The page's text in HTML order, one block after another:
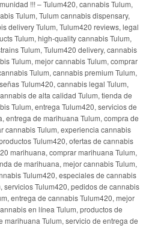
!!! – Tulum420, cannabis Tulum,
Tulum, Tulum cannabis dispensary,
delivery Tulum, Tulum420 reviews, legal
Tulum, high-quality cannabis Tulum,
Tulum, Tulum420 delivery, cannabis
Tulum, mejor cannabis Tulum, comprar
Tulum, cannabis premium Tulum,
Tulum420, cannabis legal Tulum,
de alta calidad Tulum, tienda de
Tulum, entrega Tulum420, servicios de
entrega de marihuana Tulum, compra de
cannabis Tulum, experiencia cannabis
Tulum420, ofertas de cannabis
marihuana, comprar marihuana Tulum,
de marihuana, mejor cannabis Tulum,
Tulum420, especiales de cannabis
servicios Tulum420, pedidos de cannabis
entrega de cannabis Tulum420, mejor
en línea Tulum, productos de
marihuana Tulum, servicio de entrega de